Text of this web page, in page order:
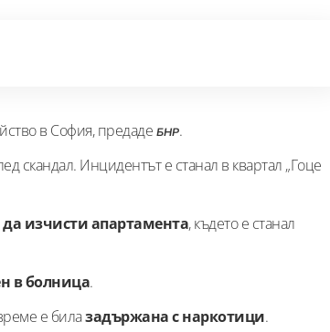
в София, предаде БНР.
скандал. Инцидентът е станал в квартал „Гоце
изчисти апартамента, където е станал
в болница.
е билазадържана с наркотици.